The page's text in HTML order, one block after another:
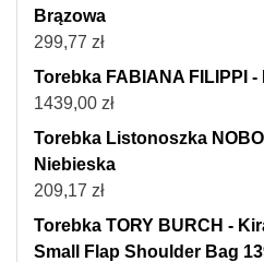
Brązowa
299,77 zł
Torebka FABIANA FILIPPI -
1439,00 zł
Torebka Listonoszka
Niebieska
209,17 zł
Torebka TORY BURCH -
Small Flap Shoulder Bag